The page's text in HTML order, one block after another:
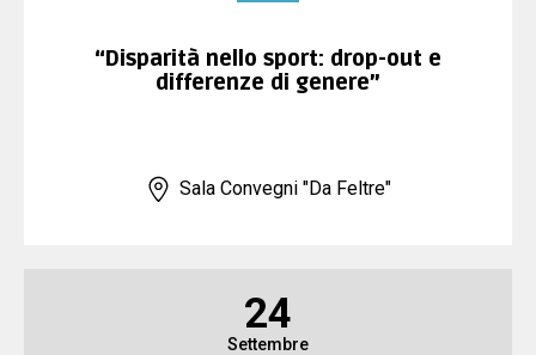
“Disparità nello sport: drop-out e
differenze di genere”
Sala Convegni "Da Feltre"
24
Settembre